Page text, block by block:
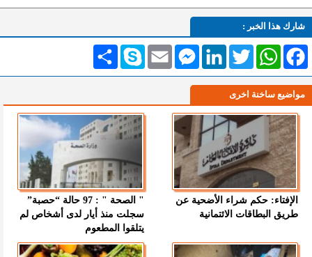
شارك هذا الخبر :
انشر Skype Email
MessengerLinkedInTwitterWhatsAppFacebook
مواضيع ساخنة اخرى
الإفتاء: حكم شراء الأضحية عن
طريق البطاقات الائتمانية
" الصحة " : 97 حالة “حصبة”
سجلت منذ أيار لدى أشخاص لم
يتلقوا المطعوم